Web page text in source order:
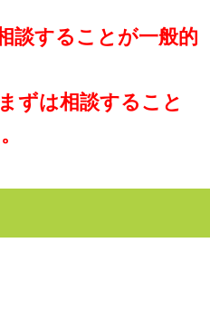
談することが一般的
ずは相談すること